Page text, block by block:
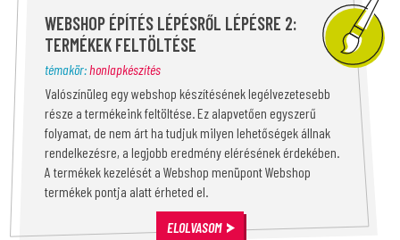
WEBSHOP ÉPÍTÉS LÉPÉSRŐL LÉPÉSRE 2:
TERMÉKEK FELTÖLTÉSE
témakör:honlapkészítés
Valószínüleg egy webshop készítésének legélvezetesebb
része a termékeink feltöltése. Ez alapvetően egyszerű
folyamat, de nem árt ha tudjuk milyen lehetőségek állnak
rendelkezésre, a legjobb eredmény elérésének érdekében.
A termékek kezelését a Webshop menüpont Webshop
termékek pontja alatt érheted el.
ELOLVASOM